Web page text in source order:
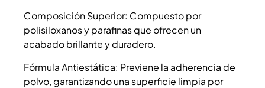
Composición Superior: Compuesto por
polisiloxanos y parafinas que ofrecen un
acabado brillante y duradero.
Fórmula Antiestática: Previene la adherencia de
polvo, garantizando una superficie limpia por